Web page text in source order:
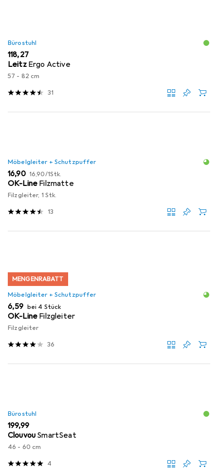
Bürostuhl
EUR
118,27
Leitz Ergo Active
57 - 82 cm
31
Möbelgleiter + Schutzpuffer
EUR
16,90 EUR
16,90/1Stk.
OK-Line Filzmatte
Filzgleiter, 1 Stk.
13
MENGENRABATT
Möbelgleiter + Schutzpuffer
EUR
6,59 bei 4 Stück
OK-Line Filzgleiter
Filzgleiter
36
Bürostuhl
EUR
199,99
Clouvou SmartSeat
46 - 60 cm
4